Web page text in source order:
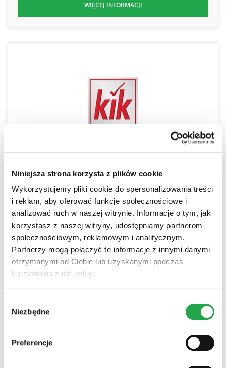
Niniejsza strona korzysta z plików cookie
Wykorzystujemy pliki cookie do spersonalizowania treści
i reklam, aby oferować funkcje społecznościowe i
analizować ruch w naszej witrynie. Informacje o tym, jak
korzystasz z naszej witryny, udostępniamy partnerom
społecznościowym, reklamowym i analitycznym.
Partnerzy mogą połączyć te informacje z innymi danymi
otrzymanymi od Ciebie lub uzyskanymi podczas
korzystania z ich usług.
zgody
Niezbędne
Preferencje
WIĘCEJ INFORMACJI
KiK
KiK Textil Sp. z o.o. to firma działająca na rynku od 1994
roku. Na przestrzeni lat osiągnęła status jednej z
wiodących sieci detalicznych…
WIĘCEJ INFORMACJI